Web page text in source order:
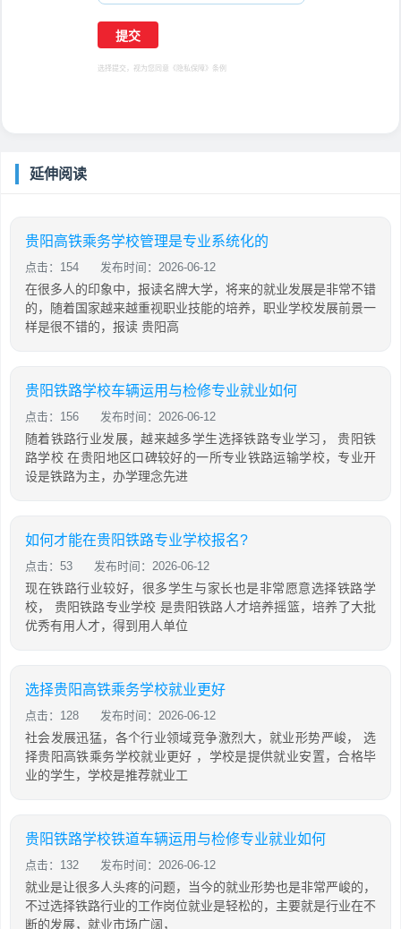
选择提交，视为您同意 《隐私保障》 条例
延伸阅读
贵阳高铁乘务学校管理是专业系统化的
点击：154 发布时间：2026-06-12
在很多人的印象中，报读名牌大学，将来的就业发展是非常不错
的，随着国家越来越重视职业技能的培养，职业学校发展前景一
样是很不错的，报读 贵阳高
贵阳铁路学校车辆运用与检修专业就业如何
点击：156 发布时间：2026-06-12
随着铁路行业发展，越来越多学生选择铁路专业学习， 贵阳铁
路学校 在贵阳地区口碑较好的一所专业铁路运输学校，专业开
设是铁路为主，办学理念先进
如何才能在贵阳铁路专业学校报名?
点击：53 发布时间：2026-06-12
现在铁路行业较好，很多学生与家长也是非常愿意选择铁路学
校， 贵阳铁路专业学校 是贵阳铁路人才培养摇篮，培养了大批
优秀有用人才，得到用人单位
选择贵阳高铁乘务学校就业更好
点击：128 发布时间：2026-06-12
社会发展迅猛，各个行业领域竞争激烈大，就业形势严峻， 选
择贵阳高铁乘务学校就业更好 ，学校是提供就业安置，合格毕
业的学生，学校是推荐就业工
贵阳铁路学校铁道车辆运用与检修专业就业如何
点击：132 发布时间：2026-06-12
就业是让很多人头疼的问题，当今的就业形势也是非常严峻的，
不过选择铁路行业的工作岗位就业是轻松的，主要就是行业在不
断的发展，就业市场广阔，